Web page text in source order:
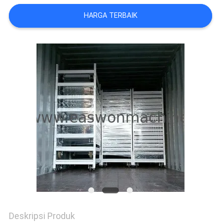
PRIVACY
POLICY
HARGA TERBAIK
Deskripsi Produk